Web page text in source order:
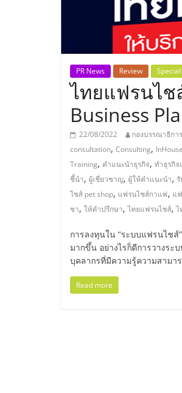
ส
เอ็
มอี
ไทย,
SMEs,
แฟ
รน
ไชส์,
PR News Review Special
ไทยแฟรนไช
Business
22/08/2022 กองบรรณาธิกา
consultation, Consulting, InHouse
Training, คำแนะนำธุรกิจ, ทำธุรกิ
ชี้นำ, ผู้เชี่ยวชาญ, ผู้ให้คำแนะนำ,
ไชส์ pet shop, แฟรนไชส์กาแฟ, แ
ชา, ให้คำปรึกษา,ไทยแฟรนไชส์,ไ
การลงทุนใน “ระบบแฟรนไชส์
มากขึ้น อย่างไรก็ดีการวางระ
บุคลากรที่มีความรู้ความสามา
Read more